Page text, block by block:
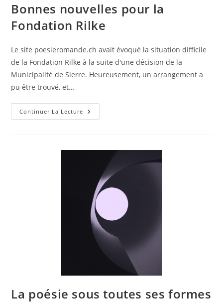
Bonnes nouvelles pour la
Fondation Rilke
Le site poesieromande.ch avait évoqué la situation difficile
de la Fondation Rilke à la suite d'une décision de la
Municipalité de Sierre. Heureusement, un arrangement a
pu être trouvé, et…
Continuer La Lecture
La poésie sous toutes ses formes